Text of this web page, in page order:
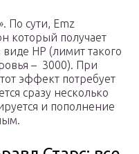
По сути, Emz
который получает
HP (лимит такого
– 3000). При
эффект потребует
сразу несколько
и пополнение